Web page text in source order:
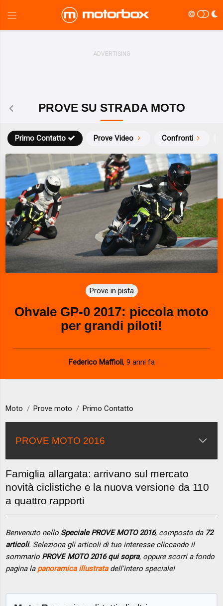
PROVE SU STRADA MOTO
Prove Video Confronti
Primo Contatto
Prove in pista
Ohvale GP-0 2017: piccola moto
per grandi piloti!
Federico Maffioli, 9 anni fa
Moto Prove moto Primo Contatto
PROVE MOTO 2016
Famiglia allargata: arrivano sul mercato
novità ciclistiche e la nuova versione da 110
a quattro rapporti
Benvenuto nello Speciale PROVE MOTO 2016, composto da 72
articoli. Seleziona gli articoli di tuo interesse cliccando il
sommario PROVE MOTO 2016 qui sopra, oppure scorri a fondo
pagina la panoramica illustratadell'intero speciale!